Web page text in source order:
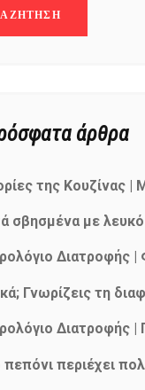
άρθρα
της Κουζίνας |
σβησμένα με λευκό
Διατροφής |
Γνωρίζεις τη
Διατροφής |
πεπόνι περιέχει